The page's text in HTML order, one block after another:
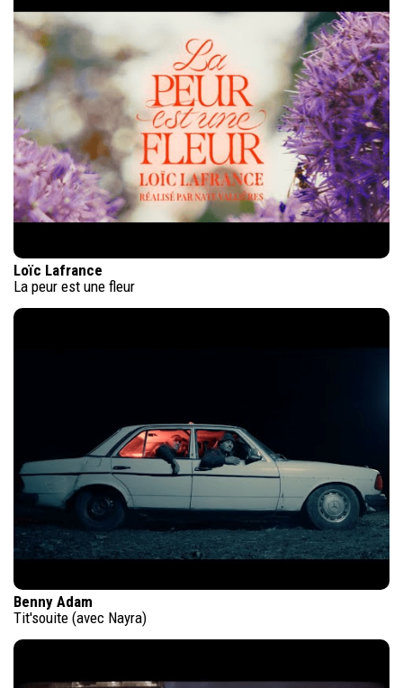
Loïc Lafrance
La peur est une fleur
Benny Adam
Tit'souite (avec Nayra)